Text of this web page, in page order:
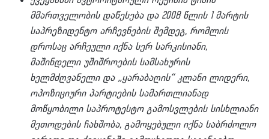
მმართველობის დაწესება და 2008 წლის 1 მარტის
საპრეზიდენტო არჩევნების შემდეგ, რომლის
დროსაც არჩეული იქნა სერ სარკისიანი,
მაშინდელი უშიშროების სამსახურის
ხელმძღვანელი და „ყარაბაღის“ კლანი ლიდერი,
ოპოზიციური პარტიების სამართლიანად
მოწყობილი საპროტესტო გამოსვლების სისხლიანი
მეთოდების ჩახშობა, გამოყებული იქნა საბრძოლო